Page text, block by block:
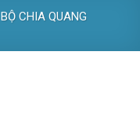
BỘ CHIA QUANG